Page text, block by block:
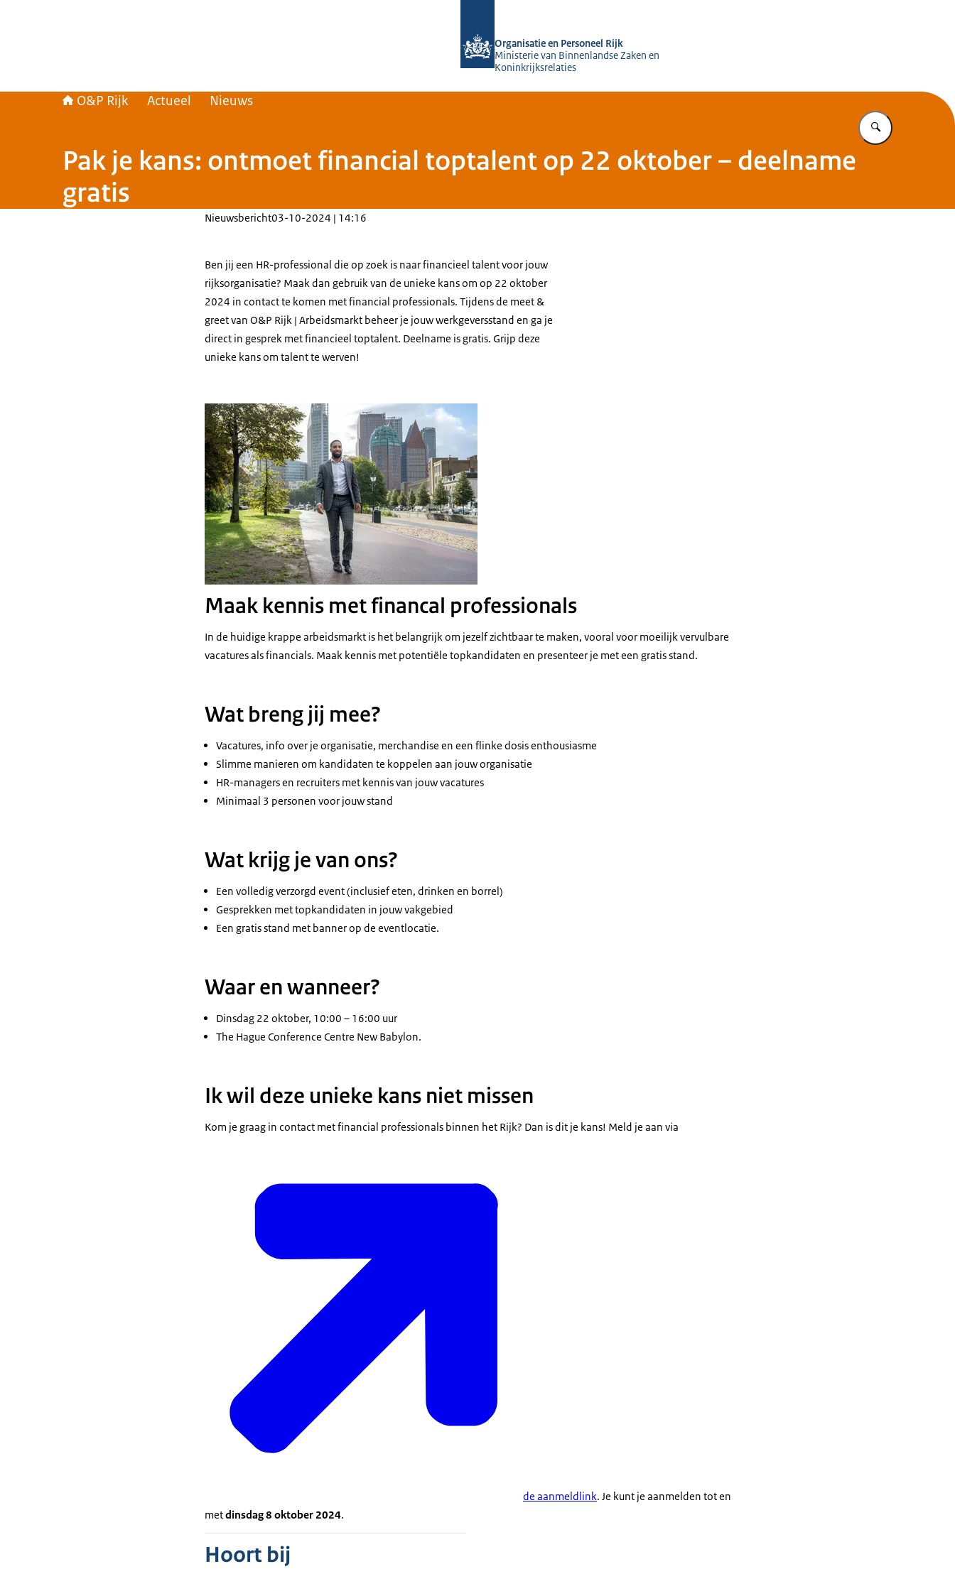
Organisatie en Personeel Rijk
Ministerie van Binnenlandse Zaken en
Koninkrijksrelaties
O&P Rijk Actueel Nieuws
Vul in wat u
Pak je kans: ontmoet financial toptalent op 22 oktober – deelname
gratis
Nieuwsbericht03-10-2024 | 14:16
Ben jij een HR-professional die op zoek is naar financieel talent voor jouw
rijksorganisatie? Maak dan gebruik van de unieke kans om op 22 oktober
2024 in contact te komen met financial professionals. Tijdens de meet &
greet van O&P Rijk | Arbeidsmarkt beheer je jouw werkgeversstand en ga je
direct in gesprek met financieel toptalent. Deelname is gratis. Grijp deze
unieke kans om talent te werven!
Maak kennis met financal professionals
In de huidige krappe arbeidsmarkt is het belangrijk om jezelf zichtbaar te maken, vooral voor moeilijk vervulbare
vacatures als financials. Maak kennis met potentiële topkandidaten en presenteer je met een gratis stand.
Wat breng jij mee?
Vacatures, info over je organisatie, merchandise en een flinke dosis enthousiasme
Slimme manieren om kandidaten te koppelen aan jouw organisatie
HR-managers en recruiters met kennis van jouw vacatures
Minimaal 3 personen voor jouw stand
Wat krijg je van ons?
Een volledig verzorgd event (inclusief eten, drinken en borrel)
Gesprekken met topkandidaten in jouw vakgebied
Een gratis stand met banner op de eventlocatie.
Waar en wanneer?
Dinsdag 22 oktober, 10:00 – 16:00 uur
The Hague Conference Centre New Babylon.
Ik wil deze unieke kans niet missen
Kom je graag in contact met financial professionals binnen het Rijk? Dan is dit je kans! Meld je aan via
de aanmeldlink. Je kunt je aanmelden tot en
metdinsdag 8 oktober 2024.
Hoort bij